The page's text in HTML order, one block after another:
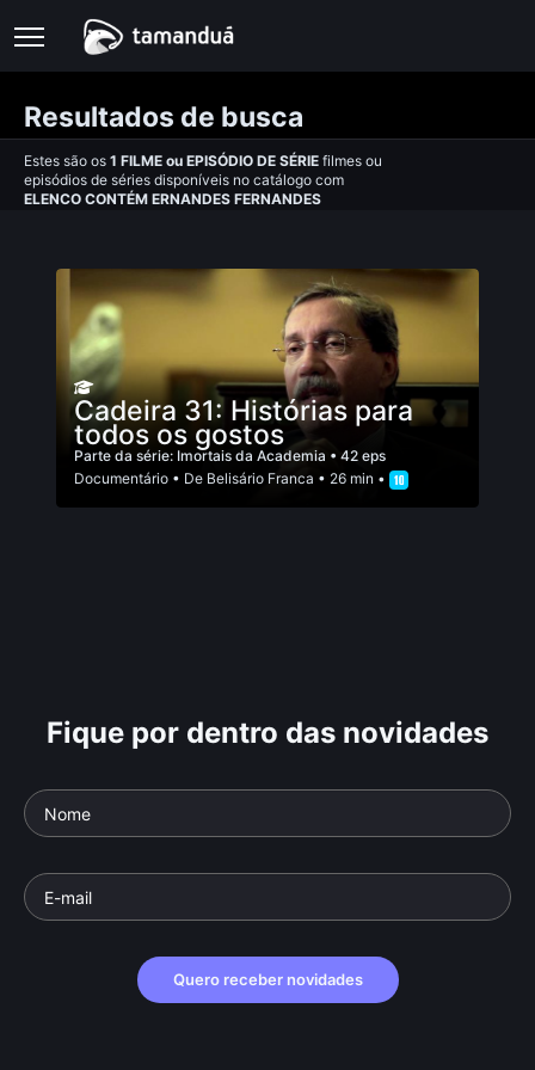
Resultados de busca
Estes são os 1 FILME ou EPISÓDIO DE SÉRIE filmes ou
episódios de séries disponíveis no catálogo com
ELENCO CONTÉM ERNANDES FERNANDES
Cadeira 31: Histórias para
todos os gostos
Parte da série: Imortais da Academia • 42 eps
Documentário • De Belisário Franca • 26 min •
Fique por dentro das novidades
Quero receber novidades